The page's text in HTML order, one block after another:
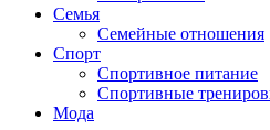
Семья
Семейные отношения
Спорт
Спортивное питание
Спортивные
Мода